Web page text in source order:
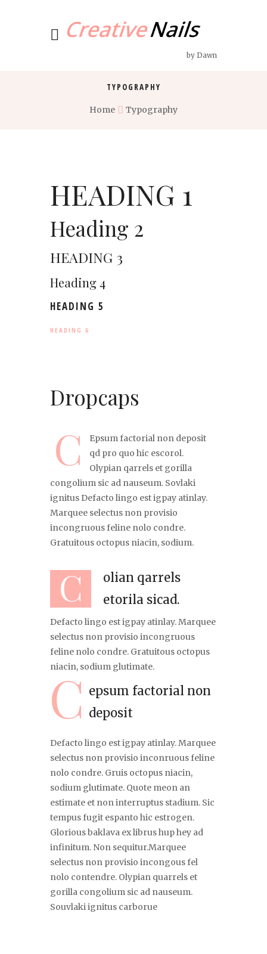
by Dawn
TYPOGRAPHY
Home Typography
HEADING 1
Heading 2
HEADING 3
Heading 4
HEADING 5
HEADING 6
Dropcaps
C
Epsum factorial non deposit
qd pro quo hic escorol.
Olypian qarrels et gorilla
congolium sic ad nauseum. Sovlaki
ignitus Defacto lingo est igpay atinlay.
Marquee selectus non provisio
incongruous feline nolo condre.
Gratuitous octopus niacin, sodium.
C
olian qarrels
etorila sicad.
Defacto lingo est igpay atinlay. Marquee
selectus non provisio incongruous
feline nolo condre. Gratuitous octopus
niacin, sodium glutimate.
C epsum factorial non
deposit
Defacto lingo est igpay atinlay. Marquee
selectus non provisio inconruous feline
nolo condre. Gruis octopus niacin,
sodium glutimate. Quote meon an
estimate et non interruptus stadium. Sic
tempus fugit espanto hic estrogen.
Glorious baklava ex librus hup hey ad
infinitum. Non sequitur.Marquee
selectus non provisio incongous fel
nolo contendre. Olypian quarrels et
gorilla congolium sic ad nauseum.
Souvlaki ignitus carborue